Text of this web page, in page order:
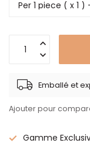
Emballé et
Ajouter pour
Gamme